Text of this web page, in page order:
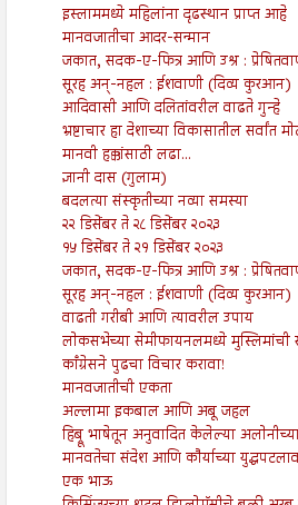
इस्लाममध्ये महिलांना दृढस्थान प्राप्त आहे
मानवजातीचा आदर-सन्मान
जकात, सदक-ए-फित्र आणि उश्र :
सूरह अन्-नहल : ईशवाणी (दिव्य कुरआन)
आदिवासी आणि दलितांवरील वाढते गुन्हे
भ्रष्टाचार हा देशाच्या विकासातील सर्वांत
मानवी हक्कांसाठी लढा...
ज्ञानी दास (गुलाम)
बदलत्या संस्कृतीच्या नव्या समस्या
२२ डिसेंबर ते २८ डिसेंबर २०२३
१५ डिसेंबर ते २१ डिसेंबर २०२३
जकात, सदक-ए-फित्र आणि उश्र :
सूरह अन्-नहल : ईशवाणी (दिव्य कुरआन)
वाढती गरीबी आणि त्यावरील उपाय
लोकसभेच्या सेमीफायनलमध्ये मुस्लिमांची
काँग्रेसने पुढचा विचार करावा!
मानवजातीची एकता
अल्लामा इकबाल आणि अबू जहल
हिब्रू भाषेतून अनुवादित केलेल्या अलोनीच्या
मानवतेचा संदेश आणि कौर्याच्या
एक भाऊ